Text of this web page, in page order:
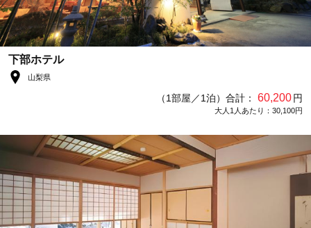
下部ホテル
山梨県
（1部屋／1泊）合計： 60,200円
大人1人あたり：30,100円